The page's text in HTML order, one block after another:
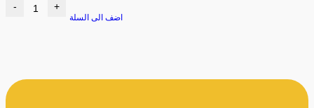
- +
اضف الى السلة